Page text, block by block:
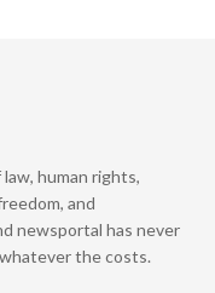
human rights,
and
newsportal has never
the costs.